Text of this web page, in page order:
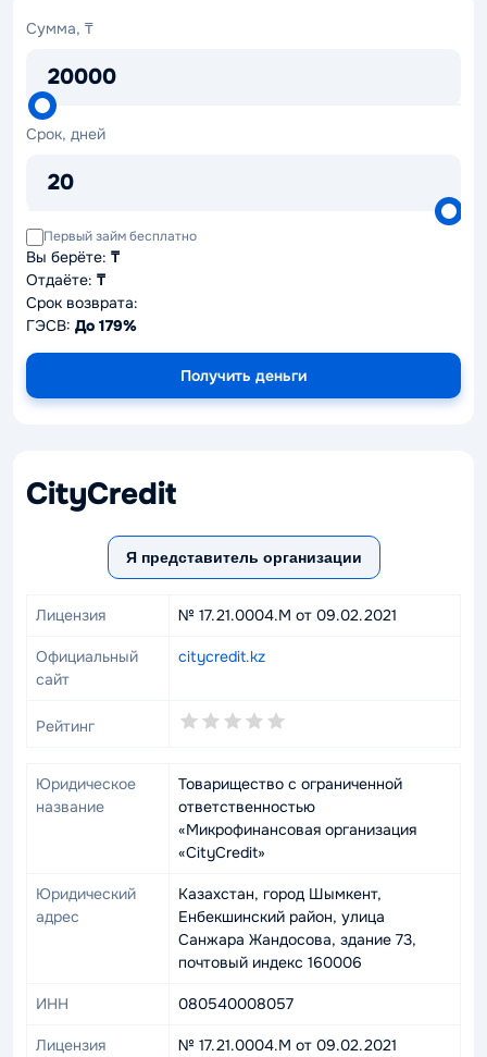
Сумма, ₸
20000
Срок, дней
20
Первый займ бесплатно
Вы берёте: ₸
Отдаёте: ₸
Срок возврата:
ГЭСВ: До 179%
Получить деньги
CityCredit
Я представитель организации
Лицензия № 17.21.0004.М от 09.02.2021
Официальный
сайт
citycredit.kz
Рейтинг
0.0
Юридическое
название
Товарищество с ограниченной
ответственностью
«Микрофинансовая организация
«CityCredit»
Юридический
адрес
Казахстан, город Шымкент,
Енбекшинский район, улица
Санжара Жандосова, здание 73,
почтовый индекс 160006
ИНН 080540008057
Лицензия № 17.21.0004.М от 09.02.2021